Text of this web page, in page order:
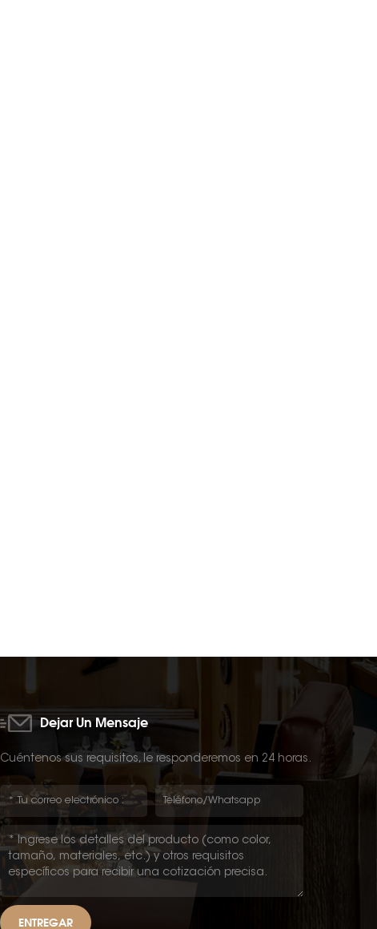
Dejar Un Mensaje
Cuéntenos sus requisitos, le responderemos en 24 horas.